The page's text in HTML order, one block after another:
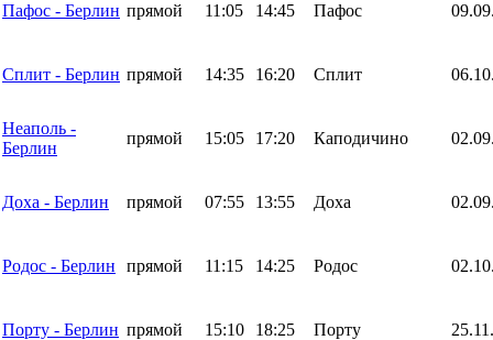
Пафос - Берлин прямой 11:05 14:45 Пафос
Сплит - Берлин прямой 14:35 16:20 Сплит
Неаполь -
Берлин
прямой 15:05 17:20 Каподичино
Доха - Берлин прямой 07:55 13:55 Доха
Родос - Берлин прямой 11:15 14:25 Родос
Порту - Берлин прямой 15:10 18:25 Порту